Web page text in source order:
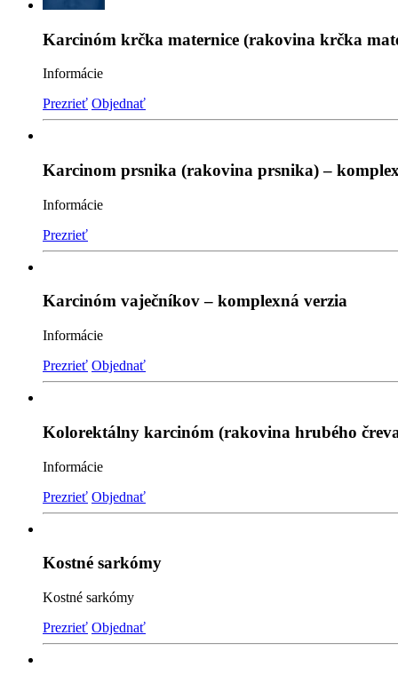
Karcinóm krčka maternice (rakovina krčka
Informácie
Prezrieť Objednať
Karcinom prsnika (rakovina prsnika) –
Informácie
Prezrieť
Karcinóm vaječníkov – komplexná verzia
Informácie
Prezrieť Objednať
Kolorektálny karcinóm (rakovina hrubého
Informácie
Prezrieť Objednať
Kostné sarkómy
Kostné sarkómy
Prezrieť Objednať